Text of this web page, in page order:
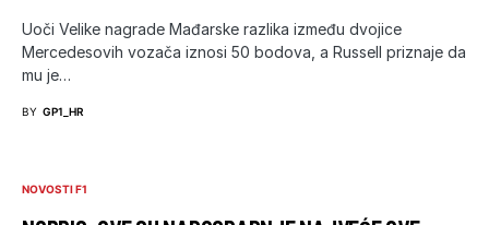
Uoči Velike nagrade Mađarske razlika između dvojice
Mercedesovih vozača iznosi 50 bodova, a Russell priznaje da
mu je…
BY GP1_HR
NOVOSTI F1